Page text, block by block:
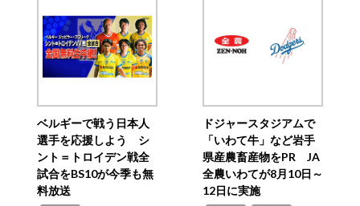
ベルギーで戦う日本人
選手を応援しよう シ
ント＝トロイデン戦全
試合をBS10が今季も無
料放送
ドジャースタジアムで
「いわて牛」など岩手
県産農畜産物をPR JA
全農いわてが8月10日～
12日に実施